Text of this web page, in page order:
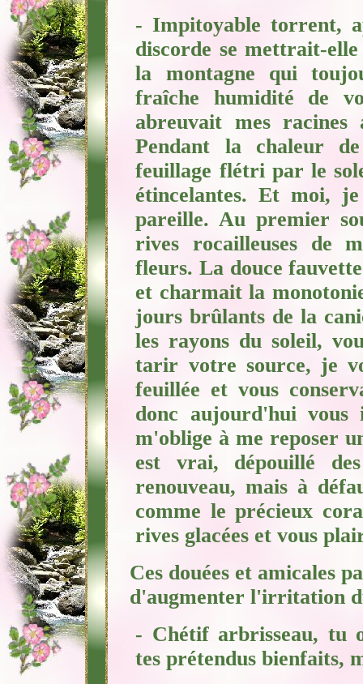
- Impitoyable torrent,
discorde se mettrait-
la montagne qui
fraîche humidité de
abreuvait mes
Pendant la chaleur
feuillage flétri par le
étincelantes. Et moi,
pareille. Au premier
rives rocailleuses de
fleurs. La douce
et charmait la
jours brûlants de la
les rayons du soleil,
tarir votre source, je
feuillée et vous
donc aujourd'hui
m'oblige à me reposer
est vrai, dépouillé
renouveau, mais à
comme le précieux
rives glacées et vous
Ces douées et amicales
d'augmenter l'irritation
- Chétif arbrisseau, tu
tes prétendus bienfaits,